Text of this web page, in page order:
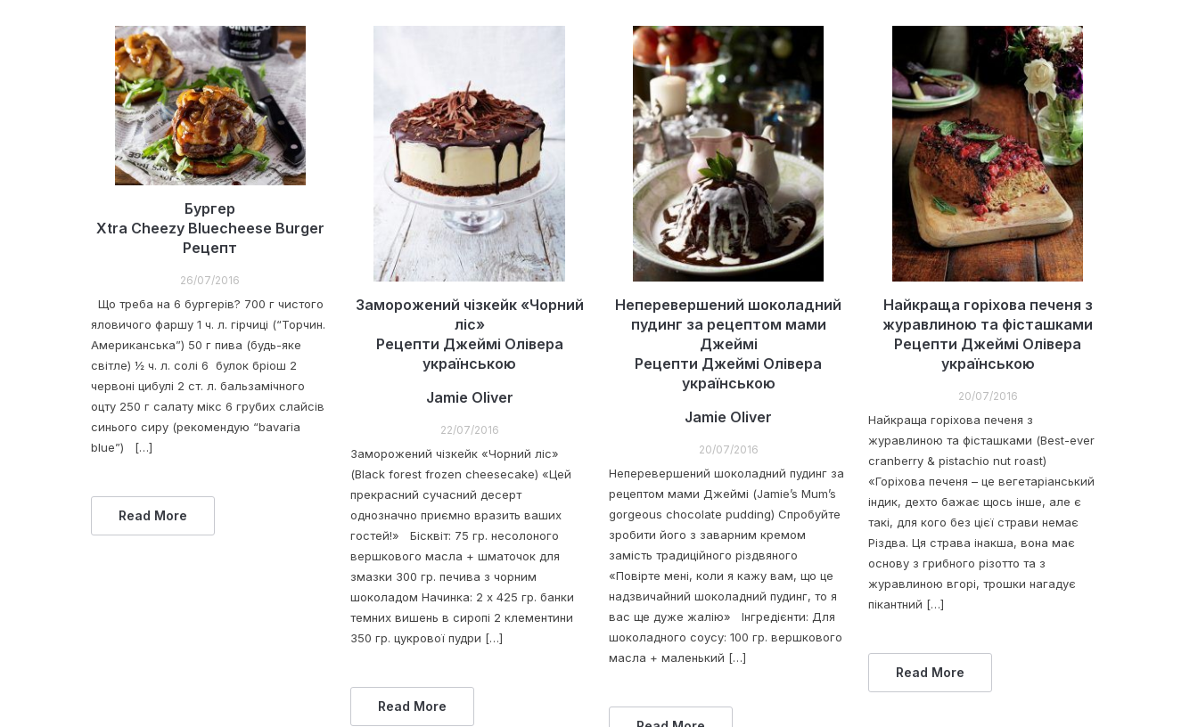
Бургер
Xtra Cheezy Bluecheese Burger
Рецепт
26/07/2016
Що треба на 6 бургерів? 700 г чистого
яловичого фаршу 1 ч. л. гірчиці (“Торчин.
Американська”) 50 г пива (будь-яке
світле) ½ ч. л. солі 6 булок бріош 2
червоні цибулі 2 ст. л. бальзамічного
оцту 250 г салату мікс 6 грубих слайсів
синього сиру (рекомендую “bavaria
blue”) […]
Read More
Заморожений чізкейк «Чорний
ліс»
Рецепти Джеймі Олівера
українською
Jamie Oliver
22/07/2016
Заморожений чізкейк «Чорний ліс»
(Black forest frozen cheesecake) «Цей
прекрасний сучасний десерт
однозначно приємно вразить ваших
гостей!» Бісквіт: 75 гр. несолоного
вершкового масла + шматочок для
змазки 300 гр. печива з чорним
шоколадом Начинка: 2 х 425 гр. банки
темних вишень в сиропі 2 клементини
350 гр. цукрової пудри […]
Read More
Неперевершений шоколадний
пудинг за рецептом мами
Джеймі
Рецепти Джеймі Олівера
українською
Jamie Oliver
20/07/2016
Неперевершений шоколадний пудинг за
рецептом мами Джеймі (Jamie’s Mum’s
gorgeous chocolate pudding) Спробуйте
зробити його з заварним кремом
замість традиційного різдвяного
«Повірте мені, коли я кажу вам, що це
надзвичайний шоколадний пудинг, то я
вас ще дуже жалію» Інгредієнти: Для
шоколадного соусу: 100 гр. вершкового
масла + маленький […]
Найкраща горіхова печеня з
журавлиною та фісташками
Рецепти Джеймі Олівера
українською
20/07/2016
Найкраща горіхова печеня з
журавлиною та фісташками (Best-ever
cranberry & pistachio nut roast)
«Горіхова печеня – це вегетаріанський
індик, дехто бажає щось інше, але є
такі, для кого без цієї страви немає
Різдва. Ця страва інакша, вона має
основу з грибного різотто та з
журавлиною вгорі, трошки нагадує
пікантний […]
Read More